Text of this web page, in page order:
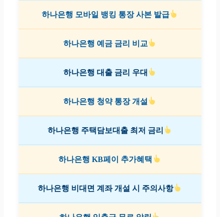
하나은행 모바일 뱅킹 통장 사본 발급
하나은행 예금 금리 비교
하나은행 대출 금리 우대
하나은행 청약 통장 개설
하나은행 주택담보대출 최저 금리
하나은행 KB페이 추가혜택
하나은행 비대면 계좌 개설 시 주의사항